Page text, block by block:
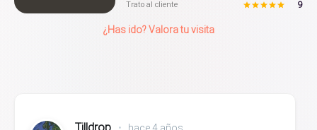
Trato al cliente 9
¿Has ido? Valora tu visita